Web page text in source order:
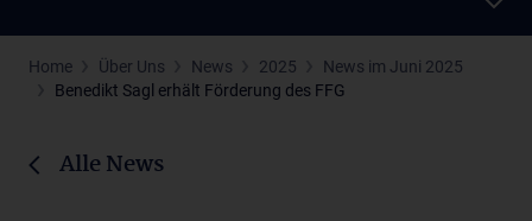
Home Über Uns News 2025
News im Juni 2025
Benedikt Sagl erhält Förderung des FFG
Alle News